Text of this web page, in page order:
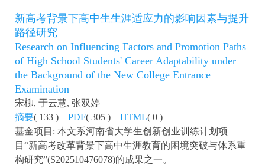
新高考背景下高中生生涯适应力的影响因素与提升
路径研究
Research on Influencing Factors and Promotion Paths
of High School Students' Career Adaptability under
the Background of the New College Entrance
Examination
宋柳, 于云慧, 张双婷
摘要( 133 ) PDF( 305 ) HTML( 0 )
基金项目: 本文系河南省大学生创新创业训练计划项
目“新高考改革背景下高中生涯教育的困境突破与体系重
构研究”(S202510476078)的成果之一。